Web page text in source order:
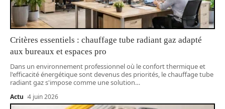
Critères essentiels : chauffage tube radiant gaz adapté
aux bureaux et espaces pro
Dans un environnement professionnel où le confort thermique et
l'efficacité énergétique sont devenus des priorités, le chauffage tube
radiant gaz s'impose comme une solution…
Actu 4 juin 2026